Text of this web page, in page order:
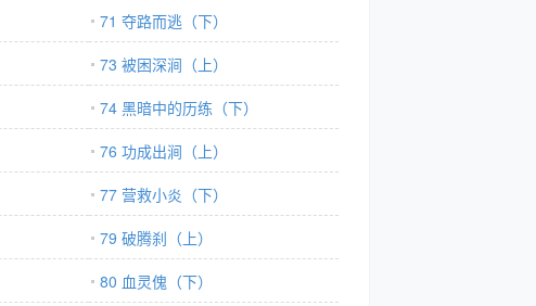
71 夺路而逃（下）
73 被困深涧（上）
74 黑暗中的历练（下）
76 功成出涧（上）
77 营救小炎（下）
79 破腾刹（上）
80 血灵傀（下）